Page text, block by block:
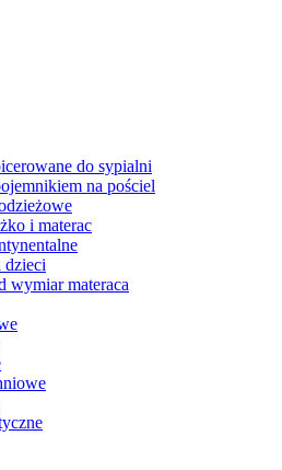
do sypialni
na pościel
i materac
dzieci
wymiar materaca